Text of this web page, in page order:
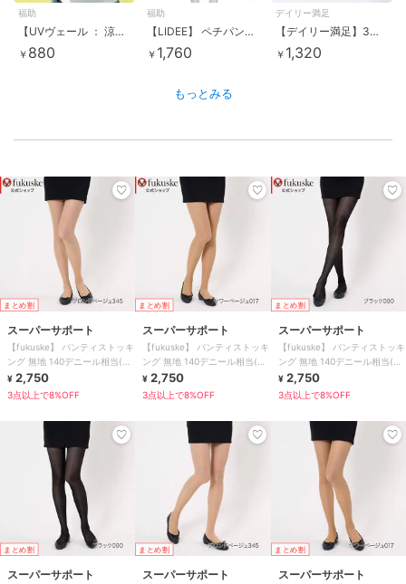
福助
【UVヴェール ： 涼感】 アームカバー 無地 ロング丈 極薄ストッキング素材 涼感 伝線しにくい
￥ 880
福助
【LIDEE】 ペチパンツ 無地 70cm丈 ストレッチ素材 (LDP0002)
￥ 1,760
デイリー満足
【デイリー満足】3足組 ストッキング 無地 パンティストッキング ゾッキ ノンラン設計 マチ付き
￥ 1,320
もっとみる
まとめ割
スーパーサポート
【fukuske】 パンティストッキ
ング 無地 140デニール相当(高
着圧)
¥ 2,750
3点以上で8%OFF
まとめ割
スーパーサポート
【fukuske】 パンティストッキ
ング 無地 140デニール相当(高
着圧)
¥ 2,750
3点以上で8%OFF
まとめ割
スーパーサポート
【fukuske】 パンティストッキ
ング 無地 140デニール相当(高
着圧)
¥ 2,750
3点以上で8%OFF
まとめ割
スーパーサポート
まとめ割
スーパーサポート
まとめ割
スーパーサポート